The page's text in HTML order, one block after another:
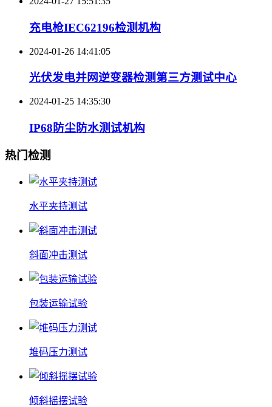
充电枪IEC62196检测机构
2024-01-26 14:41:05
光伏发电并网逆变器检测第三方测试中心
2024-01-25 14:35:30
IP68防尘防水测试机构
热门检测
水平夹持测试
斜面冲击测试
包装运输试验
堆码压力测试
倾斜摇摆试验